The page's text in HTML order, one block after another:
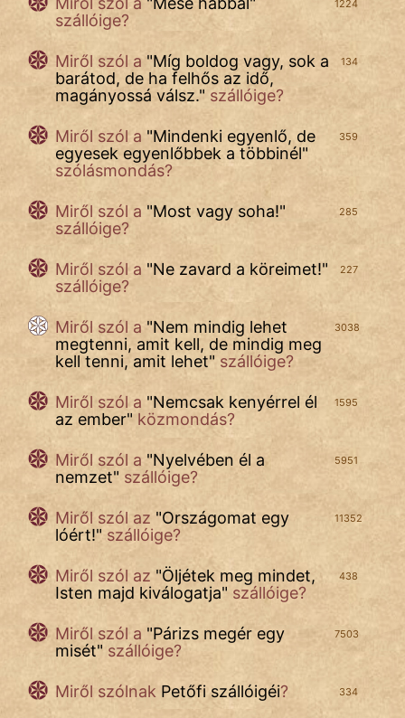
1224
szállóige?
134
Miről szól a "Míg boldog vagy, sok a
barátod, de ha felhős az idő,
magányossá válsz." szállóige?
359
Miről szól a "Mindenki egyenlő, de
egyesek egyenlőbbek a többinél"
szólásmondás?
285
Miről szól a "Most vagy soha!"
szállóige?
227
Miről szól a "Ne zavard a köreimet!"
szállóige?
3038
Miről szól a "Nem mindig lehet
megtenni, amit kell, de mindig meg
kell tenni, amit lehet" szállóige?
1595
Miről szól a "Nemcsak kenyérrel él
az ember" közmondás?
5951
Miről szól a "Nyelvében él a
nemzet" szállóige?
11352
Miről szól az "Országomat egy
lóért!" szállóige?
438
Miről szól az "Öljétek meg mindet,
Isten majd kiválogatja" szállóige?
7503
Miről szól a "Párizs megér egy
misét" szállóige?
334
Miről szólnak Petőfi szállóigéi?